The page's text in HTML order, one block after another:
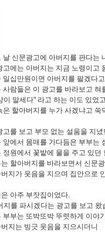
린도전서7) 고전4:1-8 판...
날 신문광고에 아버지를 판다는
고에는 아버지는 지금 노령이고
일십만원이면 아버지를 팔겠다
사람들은 이 광고를 바라보고 혀
이 말세다" 라고 하는 이도 있었
은 할아버지를 누가 사겠냐고 쑥
고를 보고 부모 없는 설움을 지
앞에서 몸매를 가다듬은 부부는
정원에서 꽃밭에 물을 주고 있
는 할아버지를 바라보면서 신문
버지가 웃음을 지으며 집안으로
은 아주 부잣집이었다.
지를 파시겠다는 광고를 보고 왔
부부는 또박또박 뚜렷하게 이야
지는 빙긋 웃음을 지으시더니